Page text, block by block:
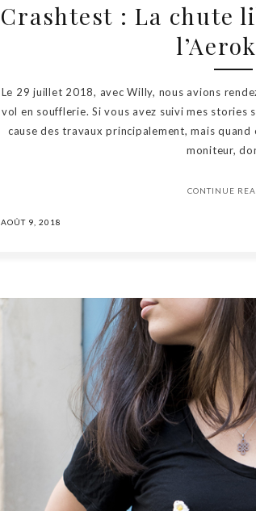
Crashtest : La chute
Le 29 juillet 2018, avec Willy, nous avions
vol en soufflerie. Si vous avez suivi mes stories
cause des travaux principalement, mais
moniteur,
CONTINUE
AOÛT 9, 2018